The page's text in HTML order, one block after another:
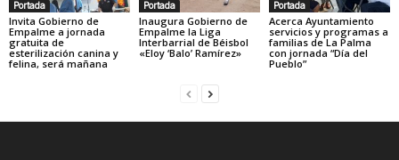
Portada
Invita Gobierno de
Empalme a jornada
gratuita de
esterilización canina y
felina, será mañana
Portada
Inaugura Gobierno de
Empalme la Liga
Interbarrial de Béisbol
«Eloy ‘Balo’ Ramírez»
Portada
Acerca Ayuntamiento
servicios y programas a
familias de La Palma
con jornada “Día del
Pueblo”